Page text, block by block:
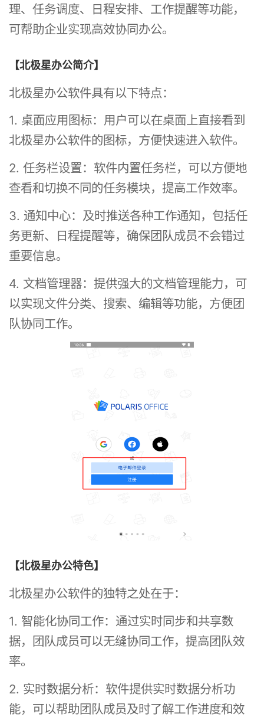
理、任务调度、日程安排、工作提醒等功能，
可帮助企业实现高效协同办公。
【北极星办公简介】
北极星办公软件具有以下特点：
1. 桌面应用图标：用户可以在桌面上直接看到
北极星办公软件的图标，方便快速进入软件。
2. 任务栏设置：软件内置任务栏，可以方便地
查看和切换不同的任务模块，提高工作效率。
3. 通知中心：及时推送各种工作通知，包括任
务更新、日程提醒等，确保团队成员不会错过
重要信息。
4. 文档管理器：提供强大的文档管理能力，可
以实现文件分类、搜索、编辑等功能，方便团
队协同工作。
【北极星办公特色】
北极星办公软件的独特之处在于：
1. 智能化协同工作：通过实时同步和共享数
据，团队成员可以无缝协同工作，提高团队效
率。
2. 实时数据分析：软件提供实时数据分析功
能，可以帮助团队成员及时了解工作进度和效